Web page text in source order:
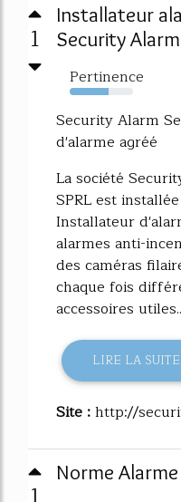
1
Installateur
Security
Pertinence
61%
Security Alarm
d'alarme agréé
La société
SPRL est
Installateur
alarmes anti-
des caméras
chaque fois
accessoires
LIRE LA SUITE
Site :http://
Norme